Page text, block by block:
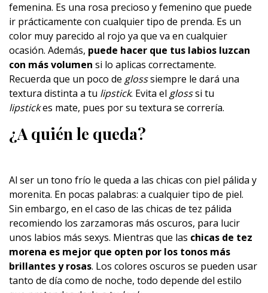
femenina. Es una rosa precioso y femenino que puede
ir prácticamente con cualquier tipo de prenda. Es un
color muy parecido al rojo ya que va en cualquier
ocasión. Además, puede hacer que tus labios luzcan
con más volumen si lo aplicas correctamente.
Recuerda que un poco de glosssiempre le dará una
textura distinta a tu lipstick. Evita el glosssi tu
lipstickes mate, pues por su textura se correría.
¿A quién le queda?
Al ser un tono frío le queda a las chicas con piel pálida y
morenita. En pocas palabras: a cualquier tipo de piel.
Sin embargo, en el caso de las chicas de tez pálida
recomiendo los zarzamoras más oscuros, para lucir
unos labios más sexys. Mientras que las chicas de tez
morena es mejor que opten por los tonos más
brillantes y rosas. Los colores oscuros se pueden usar
tanto de día como de noche, todo depende del estilo